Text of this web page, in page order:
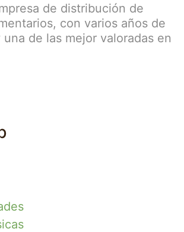
de distribución de
con varios años de
de las mejor valoradas en